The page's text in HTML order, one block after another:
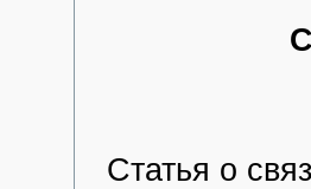
Статья о